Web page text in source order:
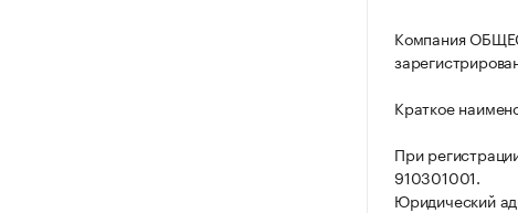
Компания
Краткое
При
910301001.
Юридический